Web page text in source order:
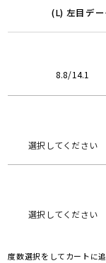
(L) 左目デー
8.8/14.1
度数選択をしてカートに